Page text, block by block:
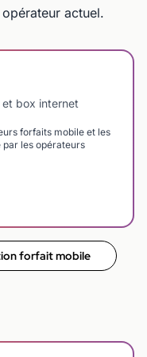
actuel.
box internet
forfaits mobile et les
les opérateurs
forfait mobile